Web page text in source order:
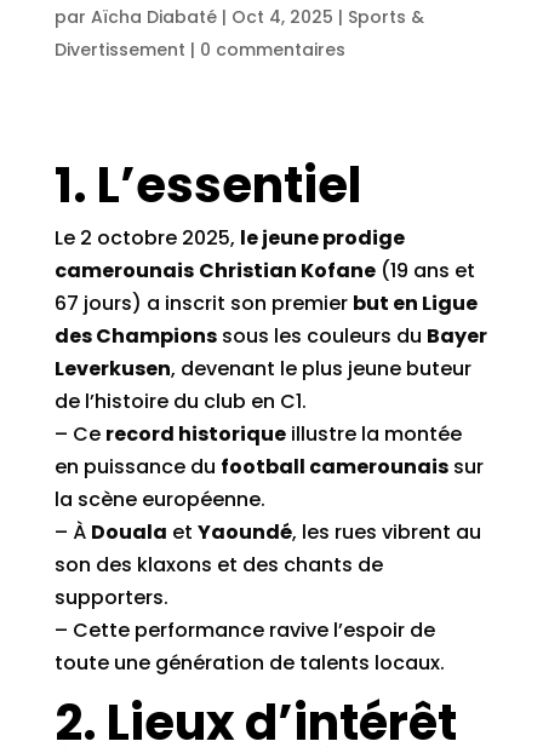
par Aïcha Diabaté| Oct 4, 2025 | Sports &
Divertissement | 0 commentaires
1. L’essentiel
Le 2 octobre 2025, le jeune prodige
camerounais Christian Kofane(19 ans et
67 jours) a inscrit son premier but en Ligue
des Championssous les couleurs du Bayer
Leverkusen, devenant le plus jeune buteur
de l’histoire du club en C1.
– Ce record historiqueillustre la montée
en puissance du football camerounaissur
la scène européenne.
– À Douala et Yaoundé, les rues vibrent au
son des klaxons et des chants de
supporters.
– Cette performance ravive l’espoir de
toute une génération de talents locaux.
2. Lieux d’intérêt